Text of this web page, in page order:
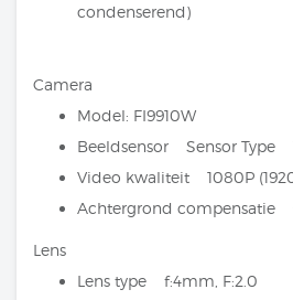
condenserend)
Camera
Model: FI9910W
Beeldsensor Sensor Type
Video kwaliteit 1080P
Achtergrond compensatie
Lens
Lens type f:4mm, F:2.0